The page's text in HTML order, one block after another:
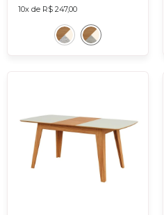
10x de R$ 247,00